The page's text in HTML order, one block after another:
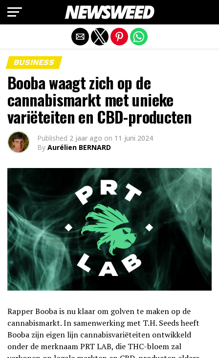
BUSINESS
Booba waagt zich op de
cannabismarkt met unieke
variëteiten en CBD-producten
Published 2 jaar ago on 11 juni 2024
By Aurélien BERNARD
Rapper Booba is nu klaar om golven te maken op de
cannabismarkt. In samenwerking met T.H. Seeds heeft
Booba zijn eigen lijn cannabisvariëteiten ontwikkeld
onder de merknaam PRT LAB, die THC-bloem zal
Mobiele versie afsluiten